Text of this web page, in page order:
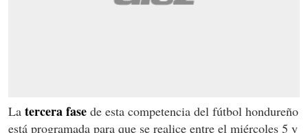
La tercera fase de esta competencia del fútbol hondureño
está programada para que se realice entre el miércoles 5 y